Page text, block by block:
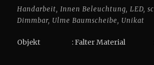
Handarbeit, Innen Beleuchtung, LED,
Dimmbar, Ulme Baumscheibe, Unikat
Objekt : Falter Material